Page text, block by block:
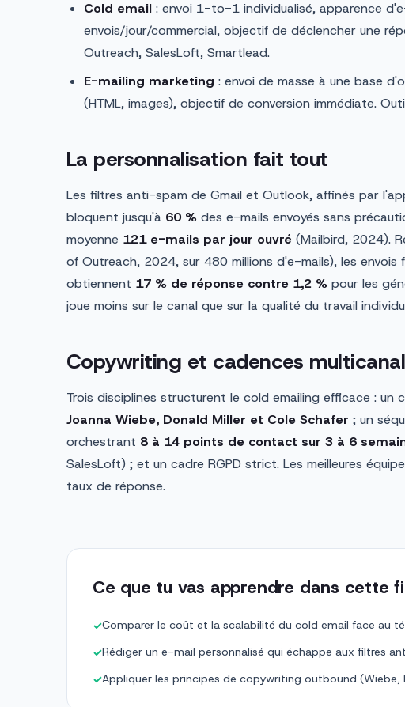
Cold email : envoi 1-to-1 individualisé, apparence
envois/jour/commercial, objectif de déclencher une
Outreach, SalesLoft, Smartlead.
E-mailing marketing : envoi de masse à une base
(HTML, images), objectif de conversion immédiate.
La personnalisation fait tout
Les filtres anti-spam de Gmail et Outlook, affinés par
bloquent jusqu'à 60 % des e-mails envoyés sans
moyenne 121 e-mails par jour ouvré (Mailbird, 2024).
of Outreach, 2024, sur 480 millions d'e-mails), les envois
obtiennent 17 % de réponse contre 1,2 % pour les
joue moins sur le canal que sur la qualité du travail
Copywriting et cadences
Trois disciplines structurent le cold emailing efficace : un
Joanna Wiebe, Donald Miller et Cole Schafer ; un
orchestrant 8 à 14 points de contact sur 3 à 6
SalesLoft) ; et un cadre RGPD strict. Les meilleures
taux de réponse.
Ce que tu vas apprendre dans cette
✓Comparer le coût et la scalabilité du cold email face au
✓Rédiger un e-mail personnalisé qui échappe aux filtres
✓Appliquer les principes de copywriting outbound (Wiebe,